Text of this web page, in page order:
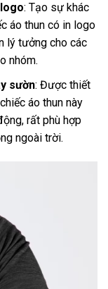
: Tạo sự khác
áo thun có in logo
lý tưởng cho các
nhóm.
sườn: Được thiết
áo thun này
rất phù hợp
ngoài trời.